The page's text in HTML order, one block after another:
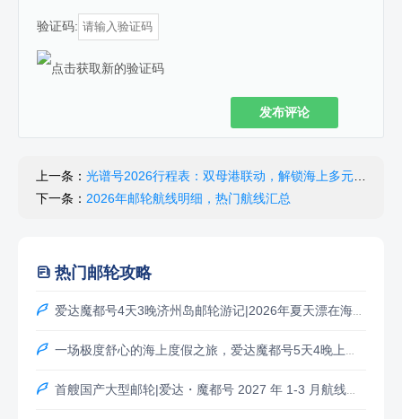
验证码:
发布评论
上一条： 光谱号2026行程表：双母港联动，解锁海上多元旅程​
下一条： 2026年邮轮航线明细，热门航线汇总
 热门邮轮攻略
 爱达魔都号4天3晚济州岛邮轮游记|2026年夏天漂在海上的治愈短途之旅
 一场极度舒心的海上度假之旅，爱达魔都号5天4晚上海-济州(西归浦)-釜山-上海
 首艘国产大型邮轮|爱达・魔都号 2027 年 1-3 月航线全新上线，开启海上浪漫旅程